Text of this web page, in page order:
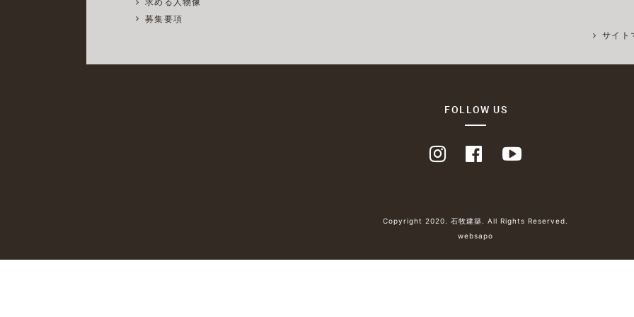
募集要項
サイト
FOLLOW US
Copyright 2020. 石牧建築. All Rights Reserved.
websapo